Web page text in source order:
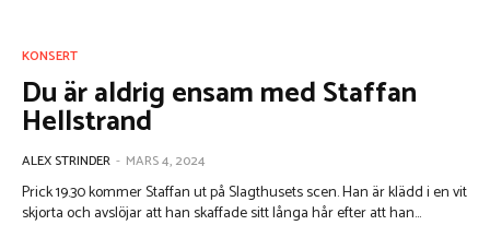
KONSERT
Du är aldrig ensam med Staffan
Hellstrand
ALEX STRINDER - MARS 4, 2024
Prick 19.30 kommer Staffan ut på Slagthusets scen. Han är klädd i en vit
skjorta och avslöjar att han skaffade sitt långa hår efter att han...